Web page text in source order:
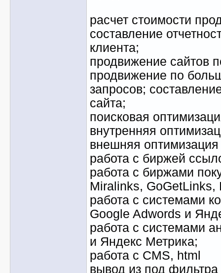
расчет стоимости
составление
клиента;
продвижение сайтов
продвижение по
запросов;
сайта;
поисковая
внутренняя
внешняя оптимизация
работа с биржей
работа с биржами
Miralinks, GoGetLinks,
работа с системами
Google Adwords и
работа с системами
и Яндекс Метрика;
работа с CMS, html
вывод из под фильтра